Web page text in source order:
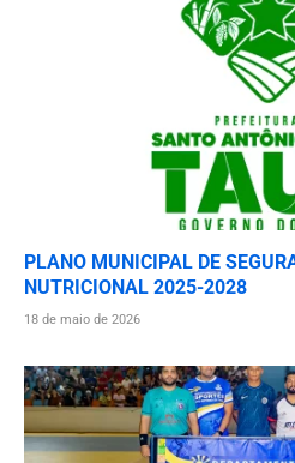
PLANO MUNICIPAL DE
NUTRICIONAL 2025-2028
18 de maio de 2026